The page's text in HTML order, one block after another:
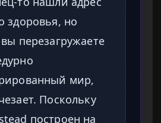
здоровья, но
вы перезагружаете
мир,
Поскольку
построен на